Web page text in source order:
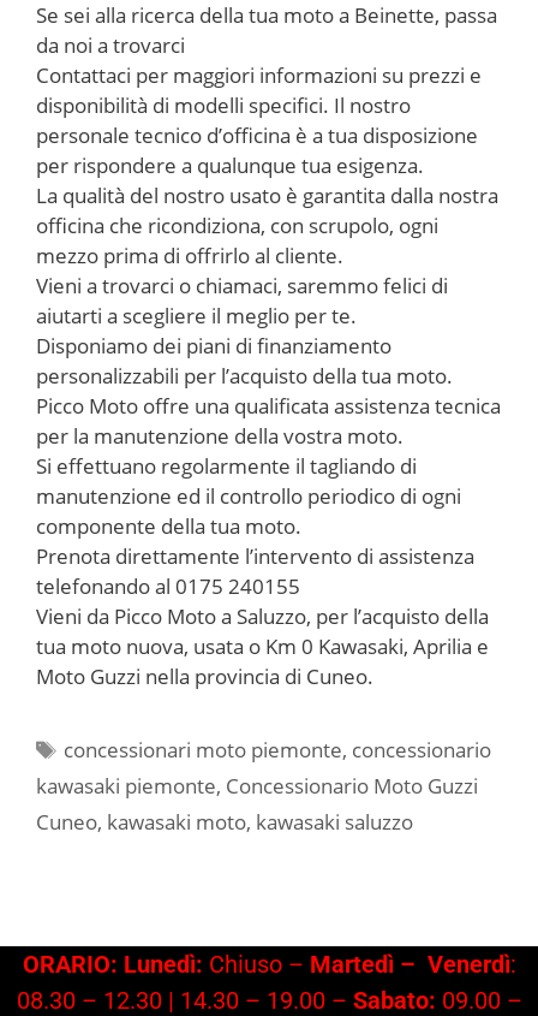
Se sei alla ricerca della tua moto a Beinette, passa
da noi a trovarci
Contattaci per maggiori informazioni su prezzi e
disponibilità di modelli specifici. Il nostro
personale tecnico d’officina è a tua disposizione
per rispondere a qualunque tua esigenza.
La qualità del nostro usato è garantita dalla nostra
officina che ricondiziona, con scrupolo, ogni
mezzo prima di offrirlo al cliente.
Vieni a trovarci o chiamaci, saremmo felici di
aiutarti a scegliere il meglio per te.
Disponiamo dei piani di finanziamento
personalizzabili per l’acquisto della tua moto.
Picco Moto offre una qualificata assistenza tecnica
per la manutenzione della vostra moto.
Si effettuano regolarmente il tagliando di
manutenzione ed il controllo periodico di ogni
componente della tua moto.
Prenota direttamente l’intervento di assistenza
telefonando al 0175 240155
Vieni da Picco Moto a Saluzzo, per l’acquisto della
tua moto nuova, usata o Km 0 Kawasaki, Aprilia e
Moto Guzzi nella provincia di Cuneo.
Tag
concessionari moto piemonte, concessionario
kawasaki piemonte, Concessionario Moto Guzzi
Cuneo, kawasaki moto, kawasaki saluzzo
ORARIO: Lunedì: Chiuso – Martedì – Venerdì:
08.30 – 12.30 | 14.30 – 19.00 – Sabato: 09.00 –